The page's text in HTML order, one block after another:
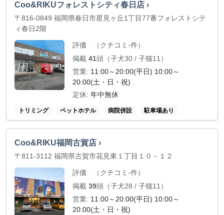
Coo&RIKUフォレストシティ春日店 ›
〒816-0849 福岡県春日市星見ヶ丘1丁目77番フォレストシテ
ィ春日2階
評価 -
（クチコミ-件）
掲載 41頭（子犬30 / 子猫11）
営業: 11:00～20:00(平日) 10:00～
20:00(土・日・祝)
定休: 年中無休
トリミング ペットホテル 病院併設 駐車場あり
Coo&RIKU福岡古賀店 ›
〒811-3112 福岡県古賀市花見東１丁目１０－１２
評価 -
（クチコミ-件）
掲載 39頭（子犬28 / 子猫11）
営業: 11:00～20:00(平日) 10:00～
20:00(土・日・祝)